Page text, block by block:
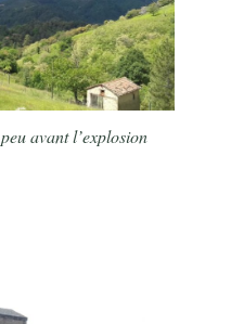
avant l’explosion